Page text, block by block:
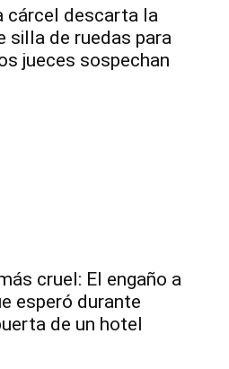
cárcel descarta la
silla de ruedas para
jueces sospechan
cruel: El engaño a
esperó durante
de un hotel